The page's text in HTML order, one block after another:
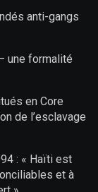
anti-gangs
une formalité
en Core
de l’esclavage
: « Haïti est
et à